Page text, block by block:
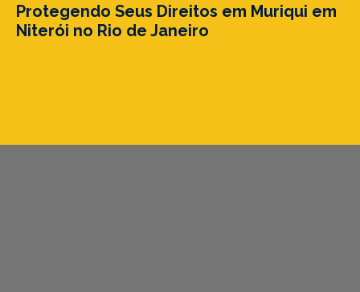
Protegendo Seus Direitos em Muriqui em
Niterói no Rio de Janeiro